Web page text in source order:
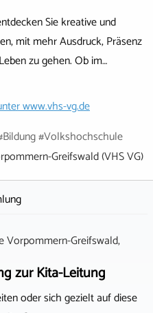
Sie kreative und
mit mehr Ausdruck, Präsenz
zu gehen. Ob im…
www.vhs-vg.de
#Volkshochschule
Greifswald (VHS VG)
Vorpommern-Greifswald,
zur Kita-Leitung
oder sich gezielt auf diese